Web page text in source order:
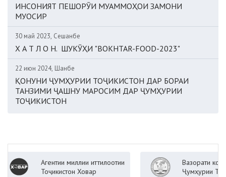
ИНСОНИЯТ ПЕШОРӮИ МУАММОҲОИ ЗАМОНИ
МУОСИР
30 май 2023, Сешанбе
Х А Т Л О Н. ШУКӮҲИ "BOKHTAR-FOOD-2023"
22 июн 2024, Шанбе
ҚОНУНИ ҶУМҲУРИИ ТОҶИКИСТОН ДАР БОРАИ
ТАНЗИМИ ҶАШНУ МАРОСИМ ДАР ҶУМҲУРИИ
ТОҶИКИСТОН
Агентии миллии иттилоотии
Тоҷикистон Ховар
Вазорати корҳои
Ҷумҳурии Тоҷикистон